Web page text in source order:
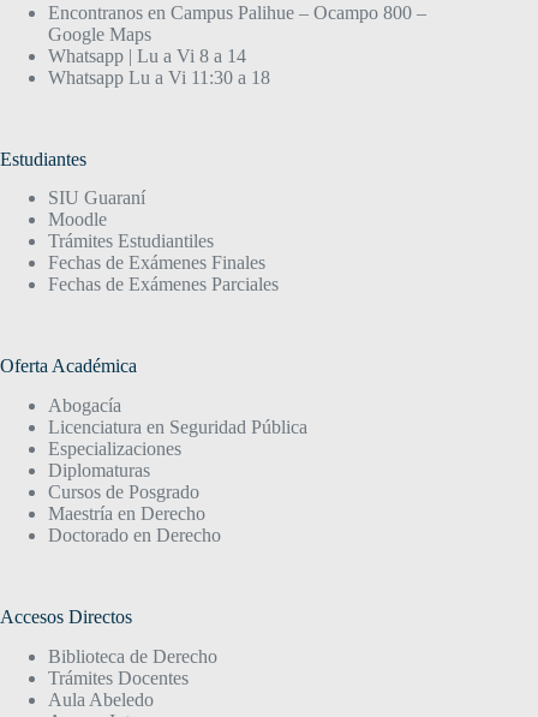
Encontranos en Campus Palihue – Ocampo 800 –
Google Maps
Whatsapp | Lu a Vi 8 a 14
Whatsapp Lu a Vi 11:30 a 18
Estudiantes
SIU Guaraní
Moodle
Trámites Estudiantiles
Fechas de Exámenes Finales
Fechas de Exámenes Parciales
Oferta Académica
Abogacía
Licenciatura en Seguridad Pública
Especializaciones
Diplomaturas
Cursos de Posgrado
Maestría en Derecho
Doctorado en Derecho
Accesos Directos
Biblioteca de Derecho
Trámites Docentes
Aula Abeledo